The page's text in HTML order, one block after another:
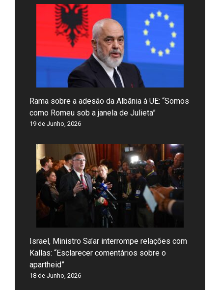
Rama sobre a adesão da Albânia à UE: “Somos
como Romeu sob a janela de Julieta”
19 de Junho, 2026
Israel, Ministro Sa’ar interrompe relações com
Kallas: “Esclarecer comentários sobre o
apartheid”
18 de Junho, 2026